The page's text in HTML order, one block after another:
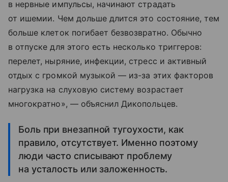
в нервные импульсы, начинают страдать
от ишемии. Чем дольше длится это состояние, тем
больше клеток погибает безвозвратно. Обычно
в отпуске для этого есть несколько триггеров:
перелет, ныряние, инфекции, стресс и активный
отдых с громкой музыкой — из-за этих факторов
нагрузка на слуховую систему возрастает
многократно», — объяснил Дикопольцев.
Боль при внезапной тугоухости, как
правило, отсутствует. Именно поэтому
люди часто списывают проблему
на усталость или заложенность.